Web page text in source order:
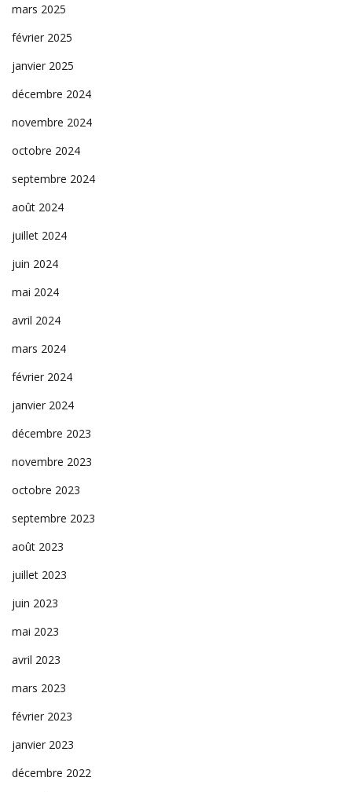
mars 2025
février 2025
janvier 2025
décembre 2024
novembre 2024
octobre 2024
septembre 2024
août 2024
juillet 2024
juin 2024
mai 2024
avril 2024
mars 2024
février 2024
janvier 2024
décembre 2023
novembre 2023
octobre 2023
septembre 2023
août 2023
juillet 2023
juin 2023
mai 2023
avril 2023
mars 2023
février 2023
janvier 2023
décembre 2022